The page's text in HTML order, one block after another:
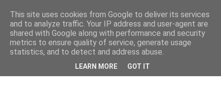
This site uses cookies from Google to deliver its services
and to analyze traffic. Your IP address and user-agent are
shared with Google along with performance and security
metrics to ensure quality of service, generate usage
statistics, and to detect and address abuse.
LEARN MORE GOT IT